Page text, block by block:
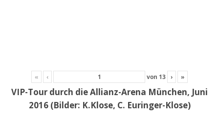
« ‹ von 13 › »
VIP-Tour durch die Allianz-Arena München, Juni
2016 (Bilder: K.Klose, C. Euringer-Klose)